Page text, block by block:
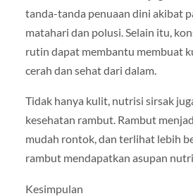
tanda-tanda penuaan dini akibat
matahari dan polusi. Selain itu,
rutin dapat membantu membuat
cerah dan sehat dari dalam.
Tidak hanya kulit, nutrisi sirsak
kesehatan rambut. Rambut
mudah rontok, dan terlihat lebih
rambut mendapatkan asupan
Kesimpulan